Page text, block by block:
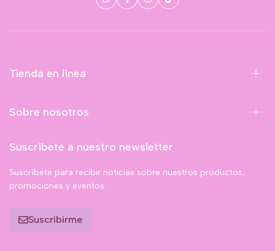
Tienda en línea
Sobre nosotros
Suscríbete a nuestro newsletter
Suscríbete para recibir noticias sobre nuestros productos,
promociones y eventos.
Suscribirme